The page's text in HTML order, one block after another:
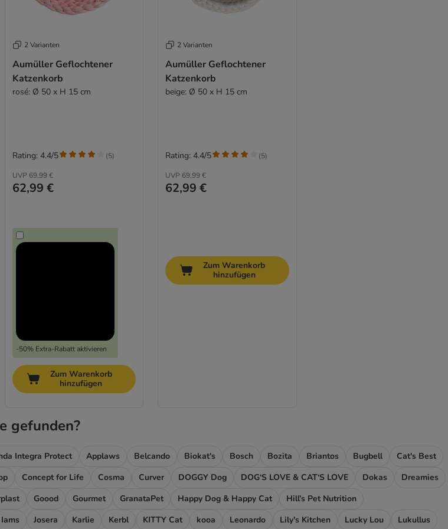
2 Varianten
Aumüller Geflochtener
Katzenkorb
rosé: Ø 50 x H 15 cm
UVP 69,99 €
62,99 €
-50% Extra-Rabatt aktivieren
Rating: 4.4/5 (5)
Zum Warenkorb
hinzufügen
2 Varianten
Aumüller Geflochtener
Katzenkorb
beige: Ø 50 x H 15 cm
UVP 69,99 €
62,99 €
Rating: 4.4/5 (5)
Zum Warenkorb
hinzufügen
gefunden?
Integra Protect Applaws Belcando Biokat's Bosch Bozita Briantos Bugbell
Cat's Best
Concept for Life Cosma Curver DOGGY Dog DOG‘S LOVE & CAT‘S LOVE Dokas
Dreamies
Goood Gourmet GranataPet Happy Dog & Happy Cat
Hill’s Pet Nutrition
Iams Josera Karlie Kerbl KITTY Cat kooa Leonardo Lily's Kitchen Lucky Lou
Lukullus